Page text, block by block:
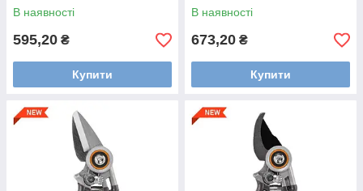
В наявності
595,20 ₴
Купити
В наявності
673,20 ₴
Купити